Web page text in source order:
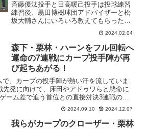
斉藤優汰投手と日高暖己投手は投球練習
練習後、黒田博樹球団アドバイザーと松
坂大輔さんにいろいろ教えてもらったみ
たいです。黒田さんと松坂さんに挟まれ
ても、物怖じせず質問をしていた斉藤く
んは強心臓です。普通の新人選手だった
ら、「はい、はい」と返事...
2024.02.04
森下・栗林・ハーンをフル回転へ
運命の7連戦にカープ投手陣が再
び起ちあがる！
、カープの投手陣が熱い汗を流していま
先発に向けて、床田やアドゥワらと懸命に
ーム差で追う首位との直接対決3連戦の先
天王山、3連勝すれば優勝へのマジッ...
2024.09.10 2024.12.07
我らがカープのクローザー・栗林